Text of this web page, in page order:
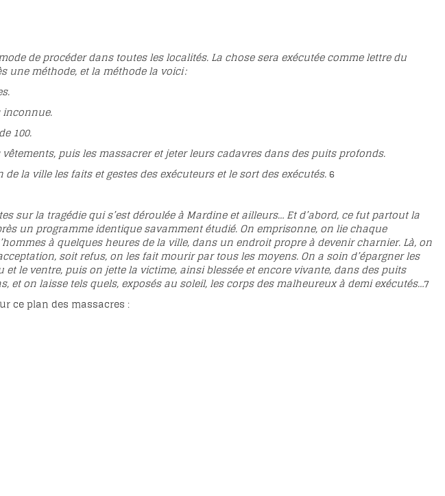
de procéder dans toutes les localités. La chose sera exécutée comme lettre du
une méthode, et la méthode la voici :
100.
puis les massacrer et jeter leurs cadavres dans des puits profonds.
la ville les faits et gestes des exécuteurs et le sort des exécutés.6
sur la tragédie qui s’est déroulée à Mardine et ailleurs… Et d’abord, ce fut partout la
un programme identique savamment étudié. On emprisonne, on lie chaque
à quelques heures de la ville, dans un endroit propre à devenir charnier. Là, on
soit refus, on les fait mourir par tous les moyens. On a soin d’épargner les
le ventre, puis on jette la victime, ainsi blessée et encore vivante, dans des puits
et on laisse tels quels, exposés au soleil, les corps des malheureux à demi exécutés…7
ce plan des massacres :